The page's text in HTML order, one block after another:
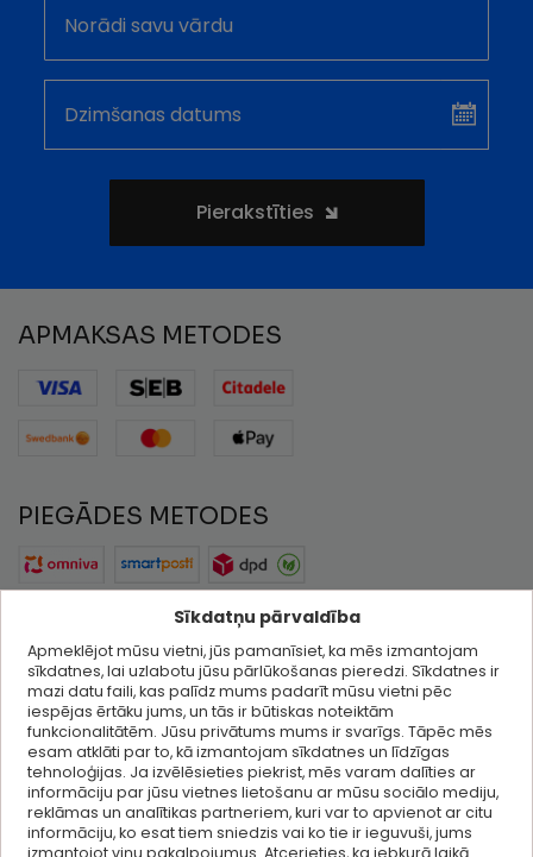
Pierakstīties
KLIENTU APKALPOŠANA
PALĪDZĪBA & INFORMĀCIJA
APMAKSAS METODES
PIEGĀDES METODES
SEKO MUMS
I
n
s
t
a
g
r
a
F
a
c
e
b
o
o
k
Sīkdatņu pārvaldība
Apmeklējot mūsu vietni, jūs pamanīsiet, ka mēs izmantojam
sīkdatnes, lai uzlabotu jūsu pārlūkošanas pieredzi. Sīkdatnes ir
mazi datu faili, kas palīdz mums padarīt mūsu vietni pēc
iespējas ērtāku jums, un tās ir būtiskas noteiktām
funkcionalitātēm. Jūsu privātums mums ir svarīgs. Tāpēc mēs
esam atklāti par to, kā izmantojam sīkdatnes un līdzīgas
tehnoloģijas. Ja izvēlēsieties piekrist, mēs varam dalīties ar
informāciju par jūsu vietnes lietošanu ar mūsu sociālo mediju,
reklāmas un analītikas partneriem, kuri var to apvienot ar citu
informāciju, ko esat tiem sniedzis vai ko tie ir ieguvuši, jums
izmantojot viņu pakalpojumus. Atcerieties, ka jebkurā laikā